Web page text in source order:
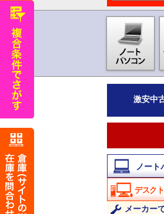
激安中
メーカー